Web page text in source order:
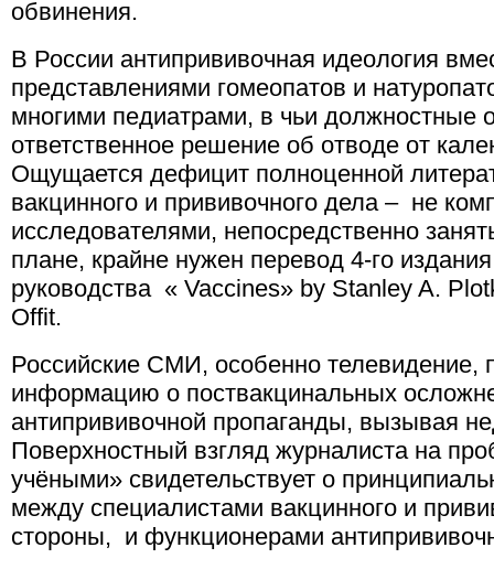
обвинения.
В России антипрививочная идеология
представлениями гомеопатов и
многими педиатрами, в чьи должностные
ответственное решение об отводе от
Ощущается дефицит полноценной
вакцинного и прививочного дела – не
исследователями, непосредственно
плане, крайне нужен перевод 4-го
руководства « Vaccines» by Stanley A.
Offit.
Российские СМИ, особенно телевидение,
информацию о поствакцинальных
антипрививочной пропаганды, вызывая
Поверхностный взгляд журналиста на
учёными» свидетельствует о
между специалистами вакцинного и
стороны, и функционерами